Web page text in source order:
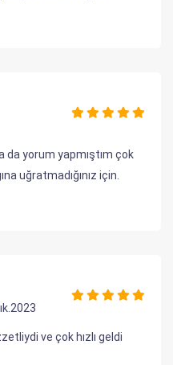
yorum yapmıştım çok
uğratmadığınız için.
ve çok hızlı geldi